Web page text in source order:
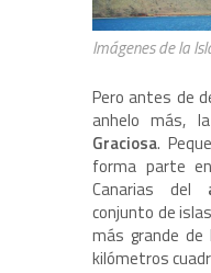
Imágenes de la
Pero antes de
anhelo más,
Graciosa.
forma parte
Canarias del
conjunto de
más grande de
kilómetros